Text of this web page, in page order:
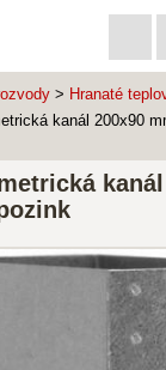
> Hranaté
kanál 200x90